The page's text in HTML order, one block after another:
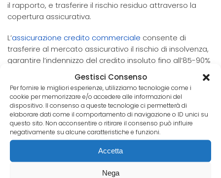
Gestisci Consenso
Per fornire le migliori esperienze, utilizziamo tecnologie come i
cookie per memorizzare e/o accedere alle informazioni del
dispositivo. Il consenso a queste tecnologie ci permetterà di
elaborare dati come il comportamento di navigazione o ID unici su
questo sito. Non acconsentire o ritirare il consenso può influire
negativamente su alcune caratteristiche e funzioni.
Accetta
Nega
il rapporto, e trasferire il rischio residuo attraverso la
copertura assicurativa.
L’assicurazione credito commerciale consente di
trasferire al mercato assicurativo il rischio di insolvenza,
garantire l’indennizzo del credito insoluto fino all’85-90%
e — soprattutto — accedere a un monitoraggio
continuo sull’affidabilità dei debitori. Per una PMI, questo
equivale a disporre di un ufficio crediti esterno sempre
aggiornato.
Approfondisci comevalutare l’affidabilità cliente per
ridurre il rischio insolvenzaprima che i ritardi diventino un
I ritardi che stai gestendo sono fisiologici o sono già